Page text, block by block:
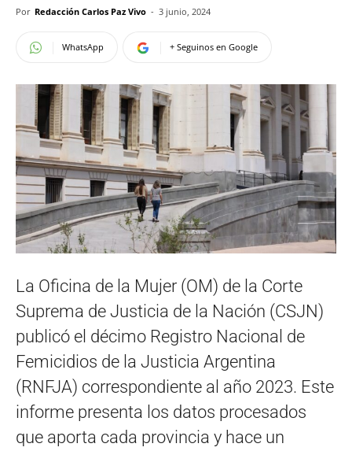
Por Redacción Carlos Paz Vivo - 3 junio, 2024
WhatsApp + Seguinos en Google
La Oficina de la Mujer (OM) de la Corte
Suprema de Justicia de la Nación (CSJN)
publicó el décimo Registro Nacional de
Femicidios de la Justicia Argentina
(RNFJA) correspondiente al año 2023. Este
informe presenta los datos procesados
que aporta cada provincia y hace un